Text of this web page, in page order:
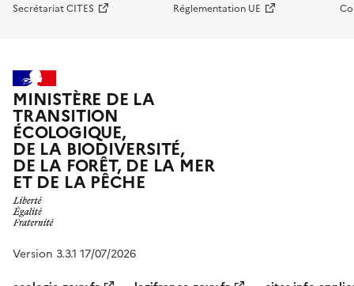
Secrétariat CITES Réglementation UE
MINISTÈRE DE LA
TRANSITION
ÉCOLOGIQUE,
DE LA BIODIVERSITÉ,
DE LA FORÊT, DE LA MER
ET DE LA PÊCHE
Version 3.3.1 17/07/2026